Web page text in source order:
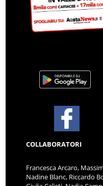
COLLABORATORI
Francesca Arcaro,
Nadine Blanc, Riccardo